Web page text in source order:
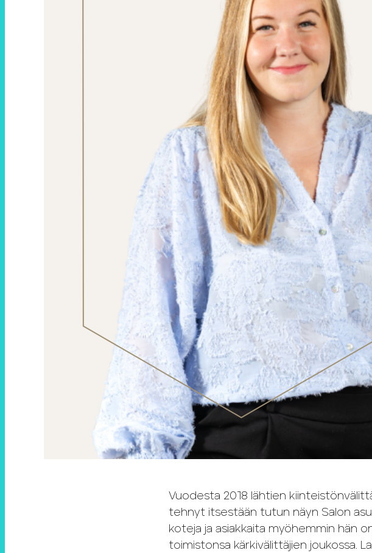
Vuodesta 2018 lähtien
tehnyt itsestään tutun näyn Salon
koteja ja asiakkaita myöhemmin hän
toimistonsa kärkivälittäjien joukossa.